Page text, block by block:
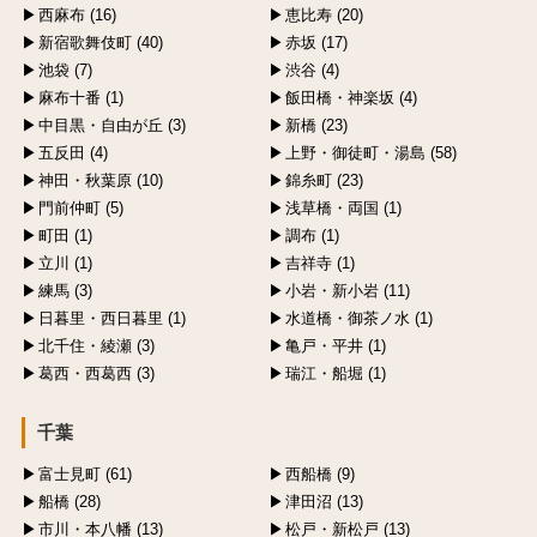
西麻布 (16)
恵比寿 (20)
新宿歌舞伎町 (40)
赤坂 (17)
池袋 (7)
渋谷 (4)
麻布十番 (1)
飯田橋・神楽坂 (4)
中目黒・自由が丘 (3)
新橋 (23)
五反田 (4)
上野・御徒町・湯島 (58)
神田・秋葉原 (10)
錦糸町 (23)
門前仲町 (5)
浅草橋・両国 (1)
町田 (1)
調布 (1)
立川 (1)
吉祥寺 (1)
練馬 (3)
小岩・新小岩 (11)
日暮里・西日暮里 (1)
水道橋・御茶ノ水 (1)
北千住・綾瀬 (3)
亀戸・平井 (1)
葛西・西葛西 (3)
瑞江・船堀 (1)
千葉
富士見町 (61)
西船橋 (9)
船橋 (28)
津田沼 (13)
市川・本八幡 (13)
松戸・新松戸 (13)